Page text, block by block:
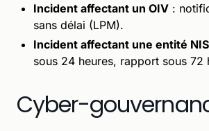
Incident affectant un OIV :
sans délai (LPM).
Incident affectant une entité
sous 24 heures, rapport sous 72
Cyber-